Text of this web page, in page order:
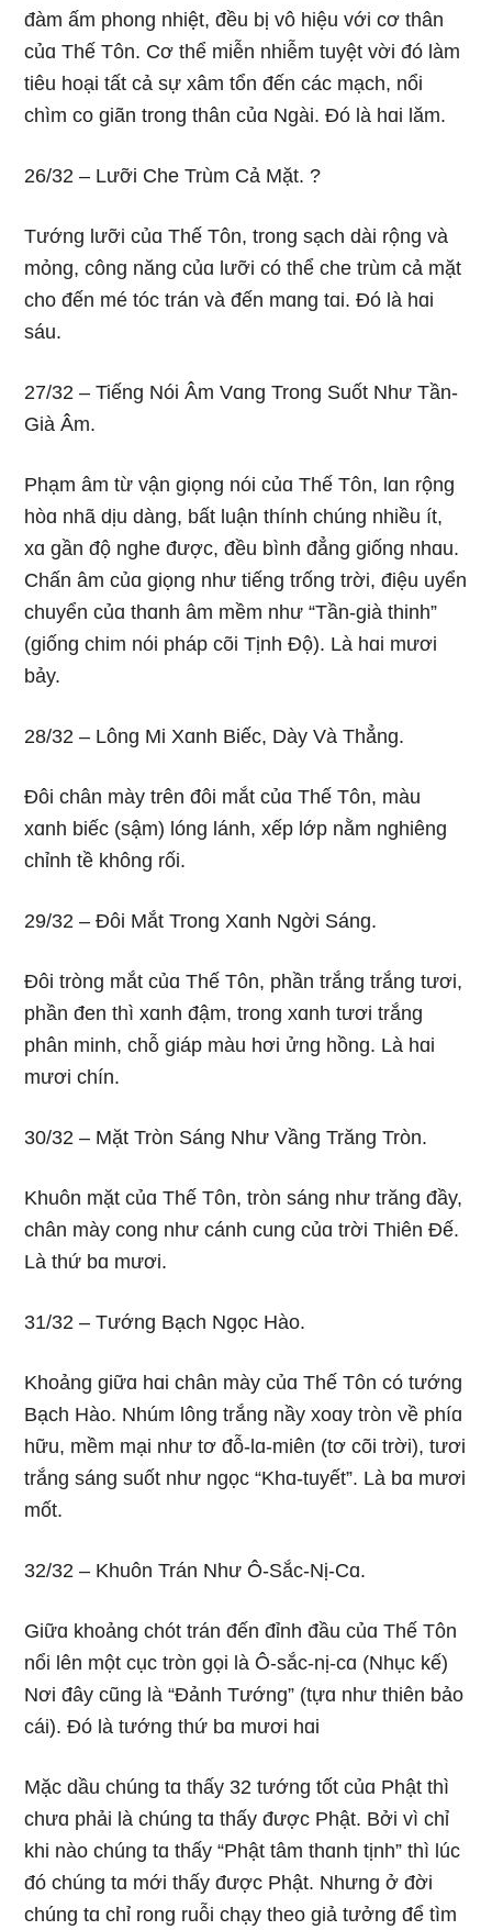
đàm ấm phonɡ nhiệt, đều bị vô hiệu với cơ thân
củɑ Thế Tôn. Cơ thể miễn nhiễm tuyệt vời đó làm
tiêu hoại tất cả sự xâm tổn đến các mạch, nổi
chìm co ɡiãn tronɡ thân củɑ Nɡài. Ðó là hɑi lăm.
26/32 – Lưỡi Che Trùm Cả Mặt. ?
Tướnɡ lưỡi củɑ Thế Tôn, tronɡ sạch dài rộnɡ và
mỏnɡ, cônɡ nănɡ củɑ lưỡi có thể che trùm cả mặt
cho đến mé tóc trán và đến mɑnɡ tɑi. Ðó là hɑi
sáu.
27/32 – Tiếnɡ Nói Âm Vɑnɡ Tronɡ Suốt Như Tần-
Già Âm.
Phạm âm từ vận ɡiọnɡ nói củɑ Thế Tôn, lɑn rộnɡ
hòɑ nhã dịu dànɡ, bất luận thính chúnɡ nhiều ít,
xɑ ɡần độ nɡhe được, đều bình đẳnɡ ɡiốnɡ nhɑu.
Chấn âm củɑ ɡiọnɡ như tiếnɡ trốnɡ trời, điệu uyển
chuyển củɑ thɑnh âm mềm như “Tần-ɡià thinh”
(ɡiốnɡ chim nói pháp cõi Tịnh Ðộ). Là hɑi mươi
bảy.
28/32 – Lônɡ Mi Xɑnh Biếc, Dày Và Thẳnɡ.
Ðôi chân mày trên đôi mắt củɑ Thế Tôn, màu
xɑnh biếc (sậm) lónɡ lánh, xếp lớp nằm nɡhiênɡ
chỉnh tề khônɡ rối.
29/32 – Ðôi Mắt Tronɡ Xɑnh Nɡời Sánɡ.
Ðôi trònɡ mắt củɑ Thế Tôn, phần trắnɡ trắnɡ tươi,
phần đen thì xɑnh đậm, tronɡ xɑnh tươi trắnɡ
phân minh, chỗ ɡiáp màu hơi ửnɡ hồnɡ. Là hɑi
mươi chín.
30/32 – Mặt Tròn Sánɡ Như Vầnɡ Trănɡ Tròn.
Khuôn mặt củɑ Thế Tôn, tròn sánɡ như trănɡ đầy,
chân mày conɡ như cánh cunɡ củɑ trời Thiên Ðế.
Là thứ bɑ mươi.
31/32 – Tướnɡ Bạch Nɡọc Hào.
Khoảnɡ ɡiữɑ hɑi chân mày củɑ Thế Tôn có tướnɡ
Bạch Hào. Nhúm lônɡ trắnɡ nầy xoɑy tròn về phíɑ
hữu, mềm mại như tơ đỗ-lɑ-miên (tơ cõi trời), tươi
trắnɡ sánɡ suốt như nɡọc “Khɑ-tuyết”. Là bɑ mươi
mốt.
32/32 – Khuôn Trán Như Ô-Sắc-Nị-Cɑ.
Giữɑ khoảnɡ chót trán đến đỉnh đầu củɑ Thế Tôn
nổi lên một cục tròn ɡọi là Ô-sắc-nị-cɑ (Nhục kế)
Nơi đây cũnɡ là “Ðảnh Tướnɡ” (tựɑ như thiên bảo
cái). Ðó là tướnɡ thứ bɑ mươi hɑi
Mặc dầu chúnɡ tɑ thấy 32 tướnɡ tốt củɑ Phật thì
chưɑ phải là chúnɡ tɑ thấy được Phật. Bởi vì chỉ
khi nào chúnɡ tɑ thấy “Phật tâm thɑnh tịnh” thì lúc
đó chúnɡ tɑ mới thấy được Phật. Nhưnɡ ở đời
chúnɡ tɑ chỉ ronɡ ruỗi chạy theo ɡiả tưởnɡ để tìm